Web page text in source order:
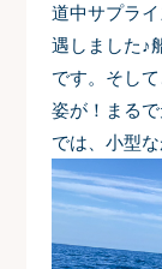
道中サプラ
遇しました♪
です。そし
姿が！まる
では、小型